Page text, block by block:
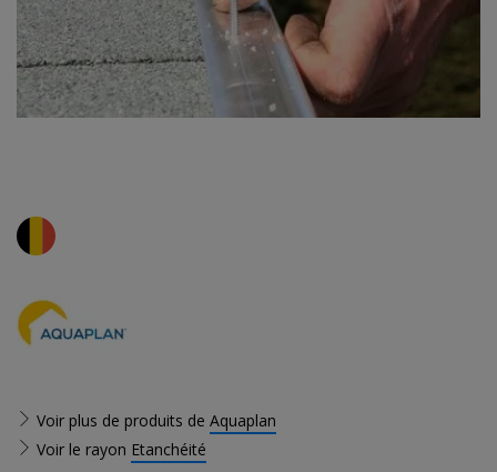
Voir plus de produits de Aquaplan
Voir le rayon Etanchéité